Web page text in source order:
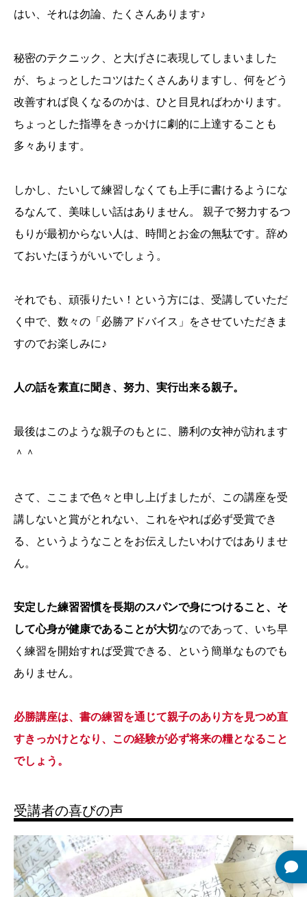
はい、それは勿論、たくさんあります♪
秘密のテクニック、と大げさに表現してしまいました
が、ちょっとしたコツはたくさんありますし、何をどう
改善すれば良くなるのかは、ひと目見ればわかります。
ちょっとした指導をきっかけに劇的に上達することも
多々あります。
しかし、たいして練習しなくても上手に書けるようにな
るなんて、美味しい話はありません。 親子で努力するつ
もりが最初からない人は、時間とお金の無駄です。辞め
ておいたほうがいいでしょう。
それでも、頑張りたい！という方には、受講していただ
く中で、数々の「必勝アドバイス」をさせていただきま
すのでお楽しみに♪
人の話を素直に聞き、努力、実行出来る親子。
最後はこのような親子のもとに、勝利の女神が訪れます
＾＾
さて、ここまで色々と申し上げましたが、この講座を受
講しないと賞がとれない、これをやれば必ず受賞でき
る、というようなことをお伝えしたいわけではありませ
ん。
安定した練習習慣を長期のスパンで身につけること、そ
して心身が健康であることが大切なのであって、いち早
く練習を開始すれば受賞できる、という簡単なものでも
ありません。
必勝講座は、書の練習を通じて親子のあり方を見つめ直
すきっかけとなり、この経験が必ず将来の糧となること
でしょう。
受講者の喜びの声

事務局TEL

体験レッスン お問合せ